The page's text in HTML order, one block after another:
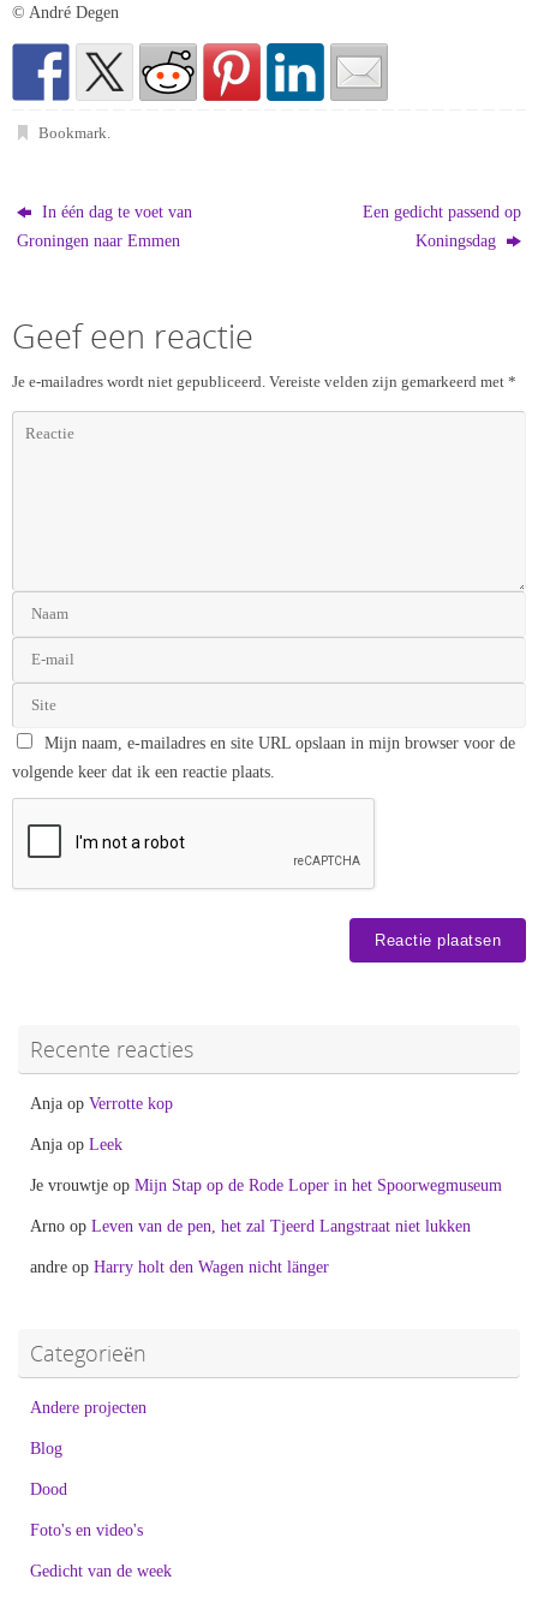
© André Degen
Bookmark
In één dag te voet van
Groningen naar Emmen
Een gedicht passend op
Koningsdag
Geef een reactie
Je e-mailadres wordt niet gepubliceerd. Vereiste velden zijn gemarkeerd met *
Mijn naam, e-mailadres en site URL opslaan in mijn browser voor de
volgende keer dat ik een reactie plaats.
Recente reacties
Anja op Verrotte kop
Anja op Leek
Je vrouwtje op Mijn Stap op de Rode Loper in het Spoorwegmuseum
Arno op Leven van de pen, het zal Tjeerd Langstraat niet lukken
andre op Harry holt den Wagen nicht länger
Categorieën
Andere projecten
Blog
Dood
Foto's en video's
Gedicht van de week